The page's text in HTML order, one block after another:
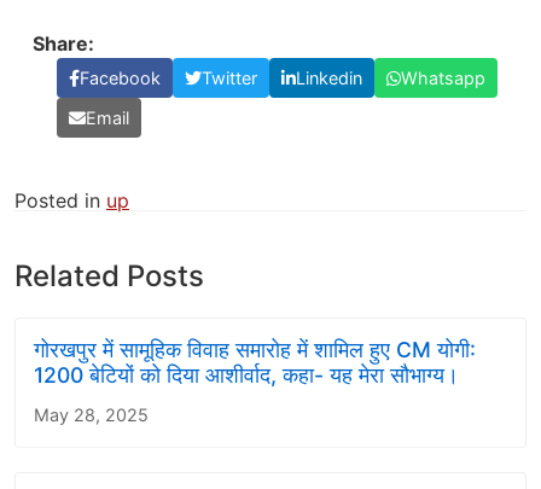
Share:
Facebook Twitter Linkedin
Whatsapp
Email
Posted in up
Related Posts
गोरखपुर में सामूहिक विवाह समारोह में शामिल हुए CM योगी:
1200 बेटियों को दिया आशीर्वाद, कहा- यह मेरा सौभाग्य।
May 28, 2025